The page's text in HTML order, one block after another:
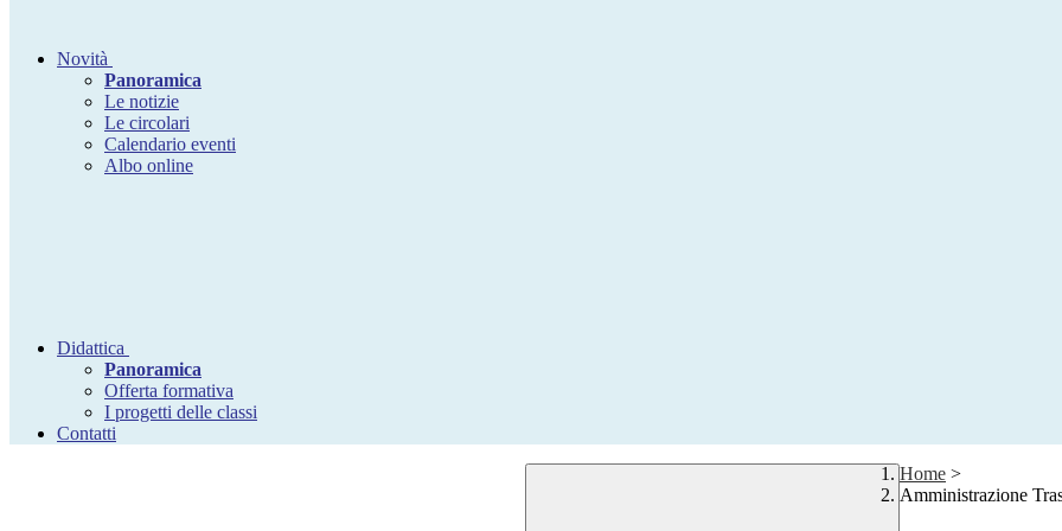
Novità
Panoramica
Le notizie
Le circolari
Calendario eventi
Albo online
Didattica
Panoramica
Offerta formativa
I progetti delle classi
Contatti
Home >
Amministrazione